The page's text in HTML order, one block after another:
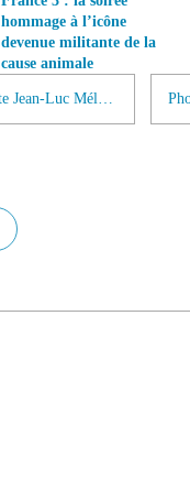
hommage à l’icône
devenue militante de la
cause animale
Brigitte Bardot dézingue Nicolas Sarkozy et félicite Jean-Luc Mélenchon sur leurs positions face à la cause animale